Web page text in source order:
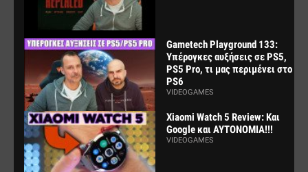
Gametech Playground 133:
Υπέρογκες αυξήσεις σε PS5,
PS5 Pro, τι μας περιμένει στο
PS6
VIDEOGAMES
Xiaomi Watch 5 Review: Και
Google και ΑΥΤΟΝΟΜΙΑ!!!
VIDEOGAMES